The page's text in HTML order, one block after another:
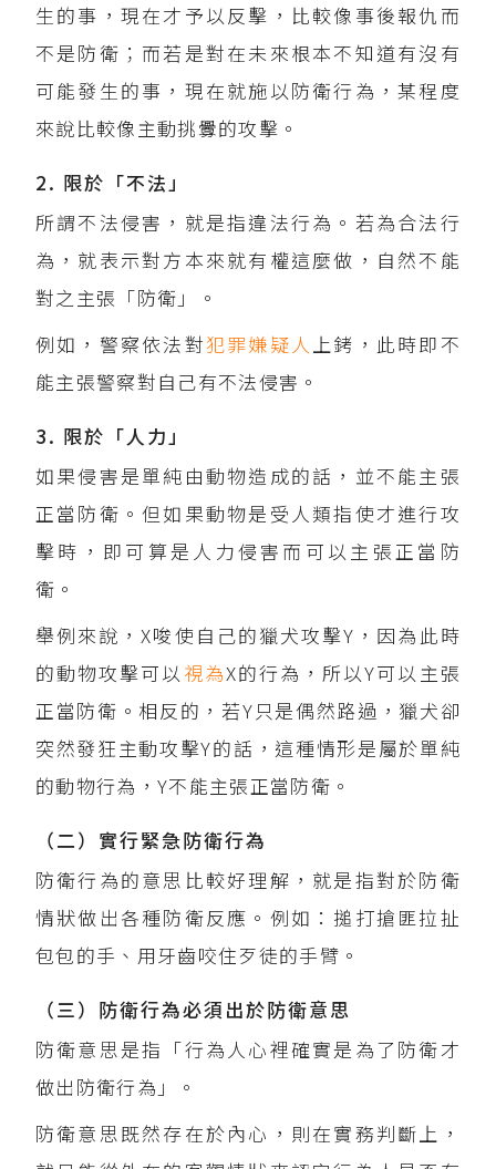
生的事，現在才予以反擊，比較像事後報仇而
不是防衛；而若是對在未來根本不知道有沒有
可能發生的事，現在就施以防衛行為，某程度
來說比較像主動挑釁的攻擊。
2. 限於「不法」
所謂不法侵害，就是指違法行為。若為合法行
為，就表示對方本來就有權這麼做，自然不能
對之主張「防衛」。
例如，警察依法對犯罪嫌疑人 上銬，此時即不
能主張警察對自己有不法侵害。
3. 限於「人力」
如果侵害是單純由動物造成的話，並不能主張
正當防衛。但如果動物是受人類指使才進行攻
擊時，即可算是人力侵害而可以主張正當防
衛。
舉例來說，X唆使自己的獵犬攻擊Y，因為此時
的動物攻擊可以 視為X的行為，所以Y可以主張
正當防衛。相反的，若Y只是偶然路過，獵犬卻
突然發狂主動攻擊Y的話，這種情形是屬於單純
的動物行為，Y不能主張正當防衛。
（二）實行緊急防衛行為
防衛行為的意思比較好理解，就是指對於防衛
情狀做出各種防衛反應。例如：搥打搶匪拉扯
包包的手、用牙齒咬住歹徒的手臂。
（三）防衛行為必須出於防衛意思
防衛意思是指「行為人心裡確實是為了防衛才
做出防衛行為」。
防衛意思既然存在於內心，則在實務判斷上，